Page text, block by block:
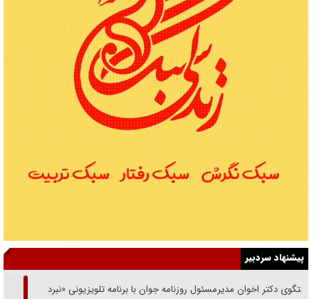
پیشنهاد سردبیر
گفتگوی دکتر اخوان مدیرمسئول روزنامه جوان با برنامه تلویزیونی «نبرد